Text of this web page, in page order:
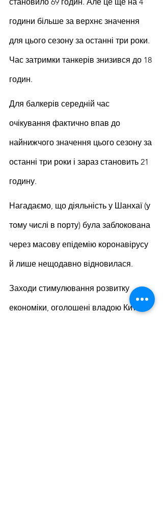
години більше за верхнє значення
для цього сезону за останні три роки.
Час затримки танкерів знизився до 18
годин.
Для балкерів середній час
очікування фактично впав до
найнижчого значення цього сезону за
останні три роки і зараз становить 21
годину.
Нагадаємо, що діяльність у Шанхаї (у
тому числі в порту) була заблокована
через масову епідемію коронавірусу
й лише нещодавно відновилася.
Заходи стимулювання розвитку
економіки, оголошені владою Китаю